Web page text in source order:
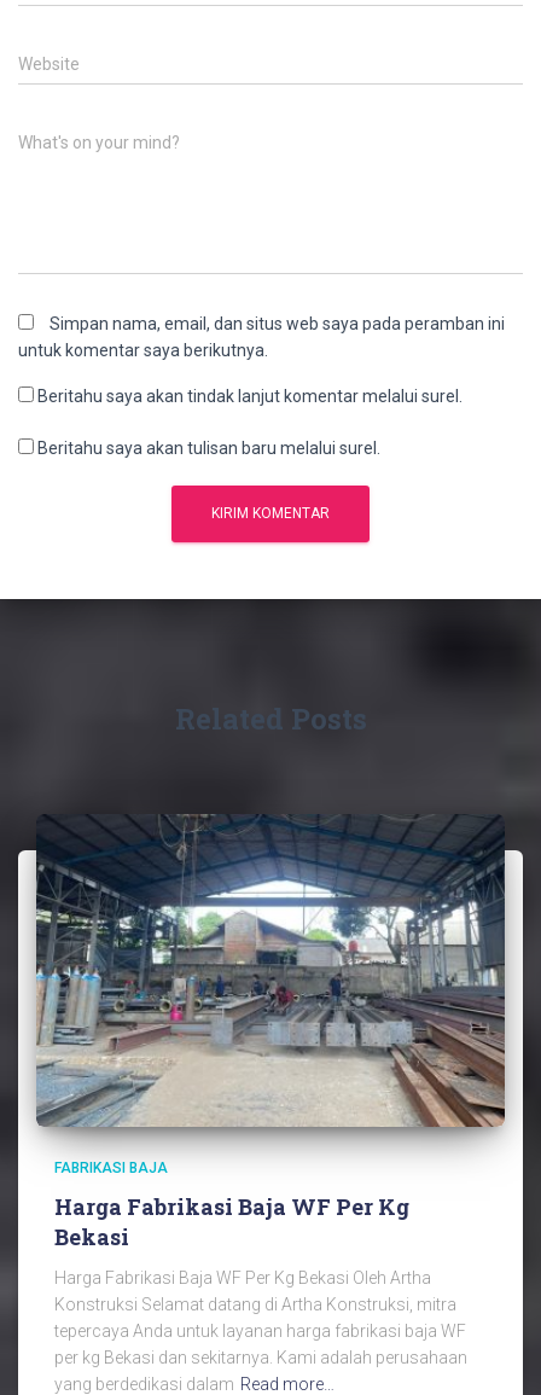
Website
What's on your mind?
Simpan nama, email, dan situs web saya pada peramban ini
untuk komentar saya berikutnya.
Beritahu saya akan tindak lanjut komentar melalui surel.
Beritahu saya akan tulisan baru melalui surel.
Related Posts
FABRIKASI BAJA
Harga Fabrikasi Baja WF Per Kg
Bekasi
Harga Fabrikasi Baja WF Per Kg Bekasi Oleh Artha
Konstruksi Selamat datang di Artha Konstruksi, mitra
tepercaya Anda untuk layanan harga fabrikasi baja WF
per kg Bekasi dan sekitarnya. Kami adalah perusahaan
yang berdedikasi dalam Read more…